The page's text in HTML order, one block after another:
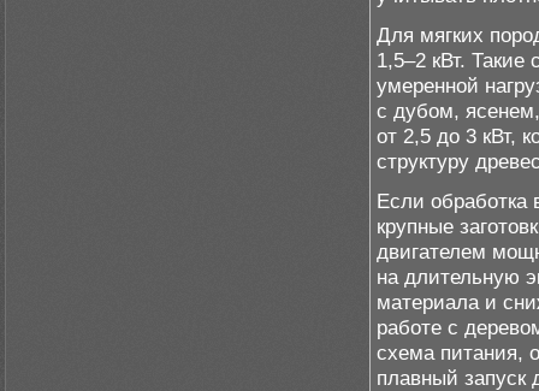
Для мягких
1,5–2 кВт. Такие
умеренной
с дубом,
от 2,5 до 3 кВт,
структуру
Если
крупные
двигателем
на длительную
материала и
работе с
схема питания,
плавный запуск